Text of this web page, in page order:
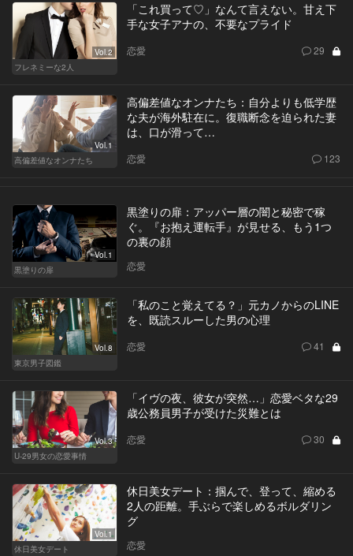
Vol.2
フレネミーな2人
「これ買って♡」なんて言えない。甘え下
手な女子アナの、不要なプライド
恋愛 29
Vol.1
高偏差値なオンナたち
高偏差値なオンナたち：自分よりも低学歴
な夫が海外駐在に。復職断念を迫られた妻
は、口が滑って…
恋愛 123
Vol.1
黒塗りの扉
黒塗りの扉：アッパー層の闇と秘密で稼
ぐ。『お抱え運転手』が見せる、もう1つ
の裏の顔
恋愛
Vol.8
東京男子図鑑
「私のこと覚えてる？」元カノからのLINE
を、既読スルーした男の心理
恋愛 41
Vol.3
U-29男女の恋愛事情
「イヴの夜、彼女が突然…」恋愛ベタな29
歳公務員男子が受けた災難とは
恋愛 30
Vol.1
休日美女デート
休日美女デート：掴んで、登って、縮める
2人の距離。手ぶらで楽しめるボルダリン
グ
恋愛